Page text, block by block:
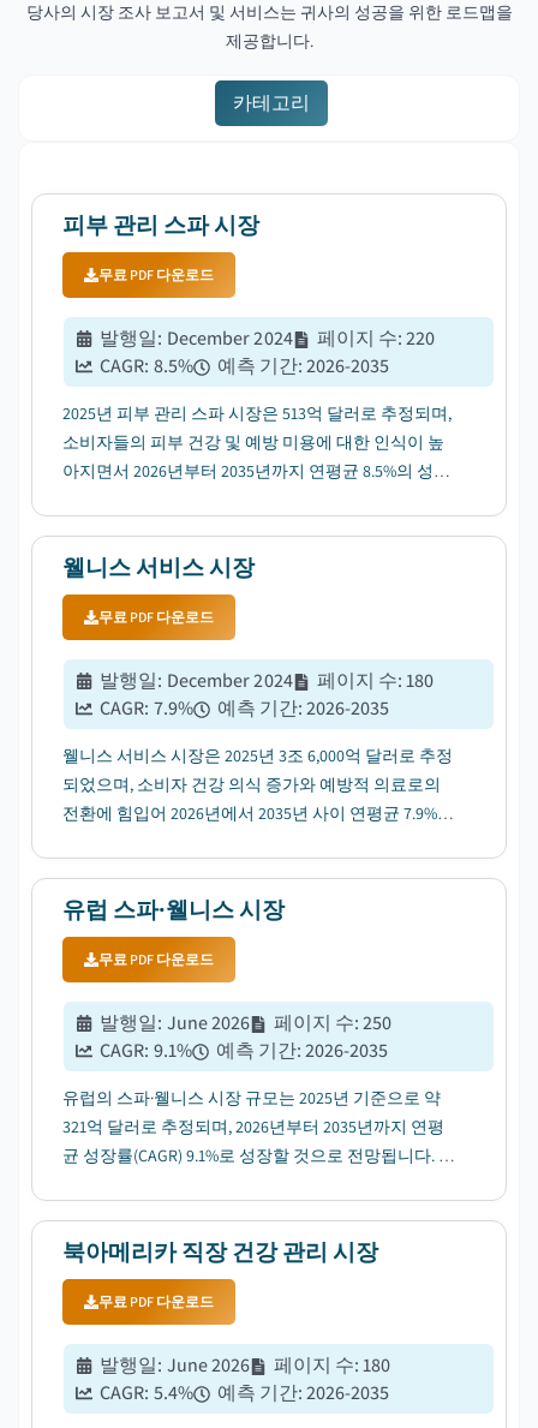
당사의 시장 조사 보고서 및 서비스는 귀사의 성공을 위한 로드맵을
제공합니다.
카테고리
피부 관리 스파 시장
무료 PDF 다운로드
발행일: December 2024 페이지 수:220
CAGR: 8.5% 예측 기간:2026-2035
2025년 피부 관리 스파 시장은 513억 달러로 추정되며,
소비자들의 피부 건강 및 예방 미용에 대한 인식이 높
아지면서 2026년부터 2035년까지 연평균 8.5%의 성장
웰니스 서비스 시장
무료 PDF 다운로드
발행일: December 2024 페이지 수:180
CAGR: 7.9% 예측 기간:2026-2035
웰니스 서비스 시장은 2025년 3조 6,000억 달러로 추정
되었으며, 소비자 건강 의식 증가와 예방적 의료로의
전환에 힘입어 2026년에서 2035년 사이 연평균 7.9%의
유럽 스파·웰니스 시장
무료 PDF 다운로드
발행일: June 2026 페이지 수:250
CAGR: 9.1% 예측 기간:2026-2035
유럽의 스파·웰니스 시장 규모는 2025년 기준으로 약
321억 달러로 추정되며, 2026년부터 2035년까지 연평
균 성장률(CAGR) 9.1%로 성장할 것으로 전망됩니다. 이
북아메리카 직장 건강 관리 시장
무료 PDF 다운로드
발행일: June 2026 페이지 수:180
CAGR: 5.4% 예측 기간:2026-2035